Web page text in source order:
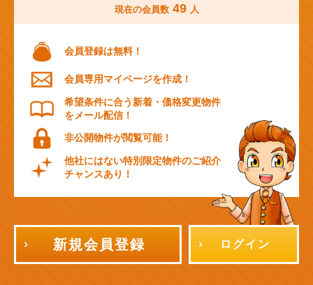
現在の会員数 49 人
会員登録は無料！
会員専用マイページを作成！
希望条件に合う新着・価格変更物件
をメール配信！
非公開物件が閲覧可能！
他社にはない特別限定物件のご紹介
チャンスあり！
新規会員登録 ログイン